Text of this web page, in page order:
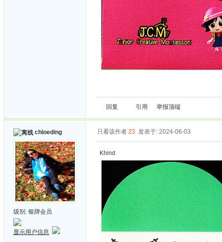
回复 引用 举报顶端
chloeding
级别: 银牌会员
显示用户信息
只看该作者 23 发表于: 2024-06-03
Khind